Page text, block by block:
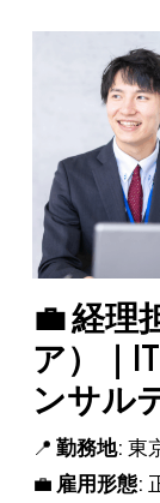
💼 経理
ア）｜
ンサル
📍 勤務地: 東
💼 雇用形態: